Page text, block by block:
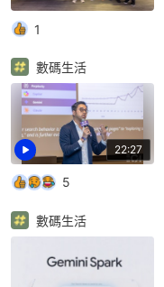
1
22:27
數碼生活
5
數碼生活